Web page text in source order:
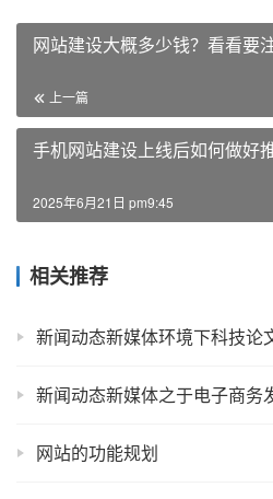
网站建设大概多少钱？看看要
上一篇
手机网站建设上线后如何做好
2025年6月21日 pm9:45
相关推荐
新闻动态新媒体之于电子商务
网站的功能规划